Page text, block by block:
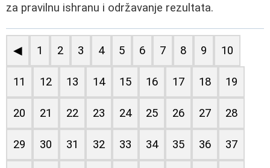
za pravilnu ishranu i održavanje rezultata.
◀ 1 2 3 4 5 6 7 8 9 10
11 12 13 14 15 16 17 18 19
20 21 22 23 24 25 26 27 28
29 30 31 32 33 34 35 36 37